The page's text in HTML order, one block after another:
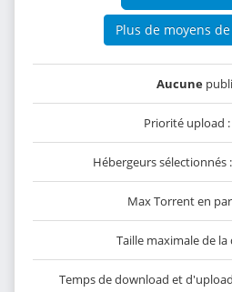
Plus de moyens
Aucune
Priorité upload :
Hébergeurs sélectionnés :
Max Torrent en
Taille maximale de la
Temps de download et